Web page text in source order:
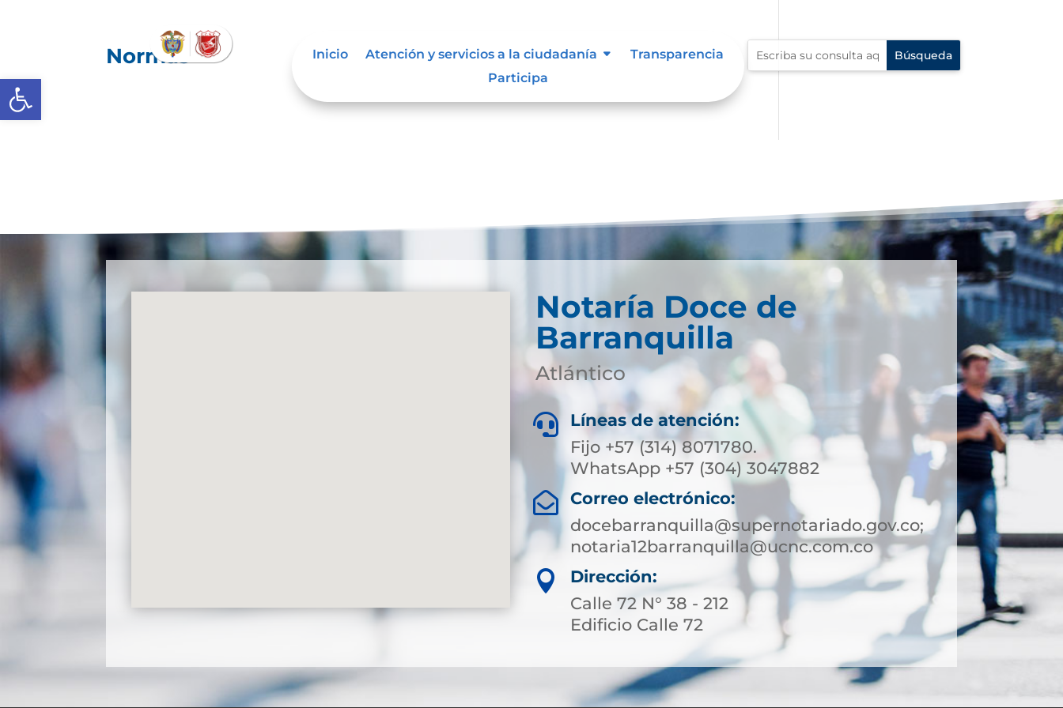
Abrir barra de herramientas
Inicio Atención y servicios a la ciudadanía
Transparencia
Participa
Normas
Notaría Doce de
Barranquilla
Atlántico

Líneas de atención:
Fijo +57 (314) 8071780.
WhatsApp +57 (304) 3047882

Correo electrónico:
docebarranquilla@supernotariado.gov.co;
notaria12barranquilla@ucnc.com.co

Dirección:
Calle 72 N° 38 - 212
Edificio Calle 72